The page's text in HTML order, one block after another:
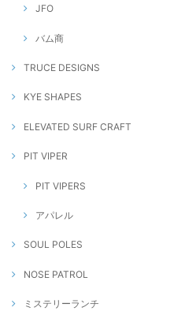
JFO
バム商
TRUCE DESIGNS
KYE SHAPES
ELEVATED SURF CRAFT
PIT VIPER
PIT VIPERS
アパレル
SOUL POLES
NOSE PATROL
ミステリーランチ